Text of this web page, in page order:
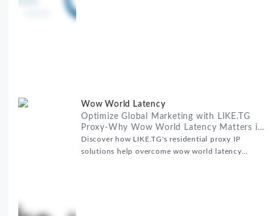
Wow World Latency
Optimize Global Marketing with LIKE.TG
Proxy-Why Wow World Latency Matters in
Global Marketing
Discover how LIKE.TG's residential proxy IP
solutions help overcome wow world latency